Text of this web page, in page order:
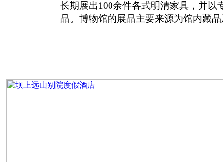
长期展出100余件各式明清家具，并以
品。博物馆的展品主要来源为馆内藏